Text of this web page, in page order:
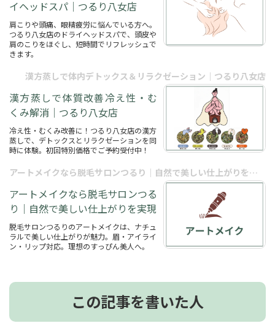
イヘッドスパ｜つるり八女店
肩こりや頭痛、眼精疲労に悩んでいる方へ。
つるり八女店のドライヘッドスパで、頭皮や
肩のこりをほぐし、短時間でリフレッシュで
きます。
漢方蒸しで体内デトックス＆リラクゼーション｜つるり八女店
漢方蒸しで体質改善冷え性・む
くみ解消｜つるり八女店
冷え性・むくみ改善に！つるり八女店の漢方
蒸しで、デトックスとリラクゼーションを同
時に体験。初回特別価格でご予約受付中！
アートメイクなら脱毛サロンつるり｜自然で美しい仕上がりを実現
アートメイクなら脱毛サロンつる
り｜自然で美しい仕上がりを実現
脱毛サロンつるりのアートメイクは、ナチュ
ラルで美しい仕上がりが魅力。眉・アイライ
ン・リップ対応。理想のすっぴん美人へ。
この記事を書いた人